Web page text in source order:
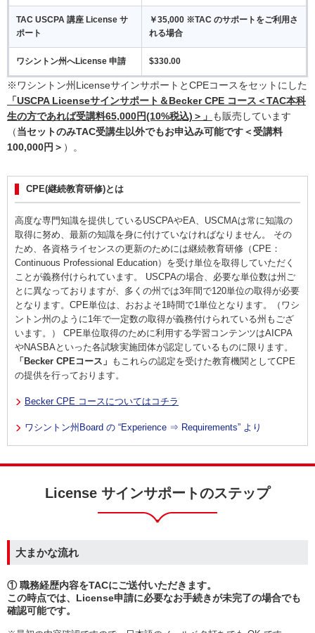
TAC USCPA 講座 License サ
ポート
￥35,000 ※TAC のサポートをご利用さ
れる場合
ワシントン州へLicense 申請 $330.00
※ワシントン州LicenseサインサポートとCPEコースをセットにした
「USCPA Licenseサインサポート＆Becker CPE コース＜TAC本科
生の方であれば受講料65,000円(10%税込)＞」 も販売しています
（当セットのみTAC受講生以外でもお申込み可能です＜受講料
100,000円＞ ）。
CPE(継続教育研修)とは
高度な専門知識を提供しているUSCPAやEA、USCMAは常に知識の
取得に努め、最新の知識を身に付けていなければなりません。 その
ため、各資格ライセンスの更新のためには継続教育研修（CPE：
Continuous Professional Education）を受け単位を取得していただく
ことが義務付けられています。 USCPAの場合、必要な単位数は州ご
とに異なっておりますが、多くの州では3年間で120単位の取得が必要
となります。CPE単位は、おおよそ1時間で1単位となります。（ワシ
ントン州のように1年で一定数の取得が義務付けられている州もござ
います。） CPE単位取得のために利用する学習コンテンツはAICPA
やNASBAといった各試験実施団体が認定しているものに限ります。
「Becker CPEコース」 もこれらの認定を受けた教育機関としてCPE
の提供を行っております。
Becker CPE コースについてはコチラ
ワシントン州Board の “Experience ⇒ Requirements” より
License サインサポートのステップ
大まかな流れ
① 職務経歴内容をTACにご送付いただきます。
この時点では、License申請に必要なお手続きが未完了の場合でも
確認可能です。